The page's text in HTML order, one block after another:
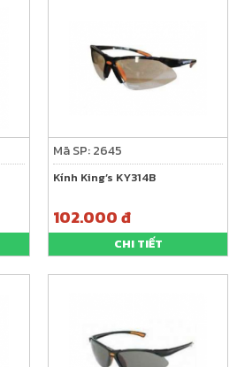
Mã SP: 2645
Kính King’s KY314B
102.000 đ
CHI TIẾT